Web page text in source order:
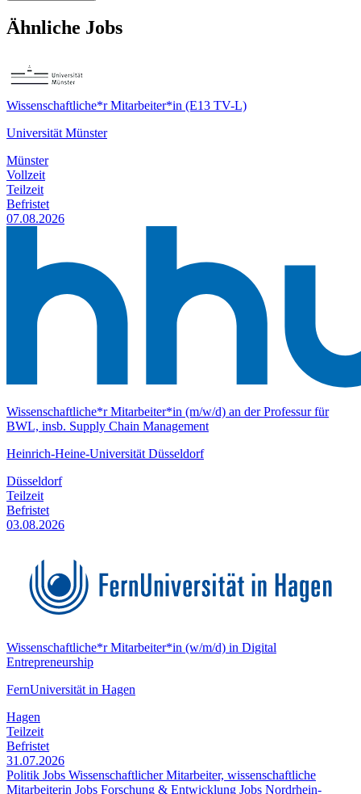
Ähnliche Jobs
Wissenschaftliche*r Mitarbeiter*in (E13 TV-L)
Universität Münster
Münster
Vollzeit
Teilzeit
Befristet
07.08.2026
Wissenschaftliche*r Mitarbeiter*in (m/w/d) an der Professur für
BWL, insb. Supply Chain Management
Heinrich-Heine-Universität Düsseldorf
Düsseldorf
Teilzeit
Befristet
03.08.2026
Wissenschaftliche*r Mitarbeiter*in (w/m/d) in Digital
Entrepreneurship
FernUniversität in Hagen
Hagen
Teilzeit
Befristet
31.07.2026
Politik Jobs Wissenschaftlicher Mitarbeiter, wissenschaftliche
Mitarbeiterin Jobs Forschung & Entwicklung Jobs Nordrhein-